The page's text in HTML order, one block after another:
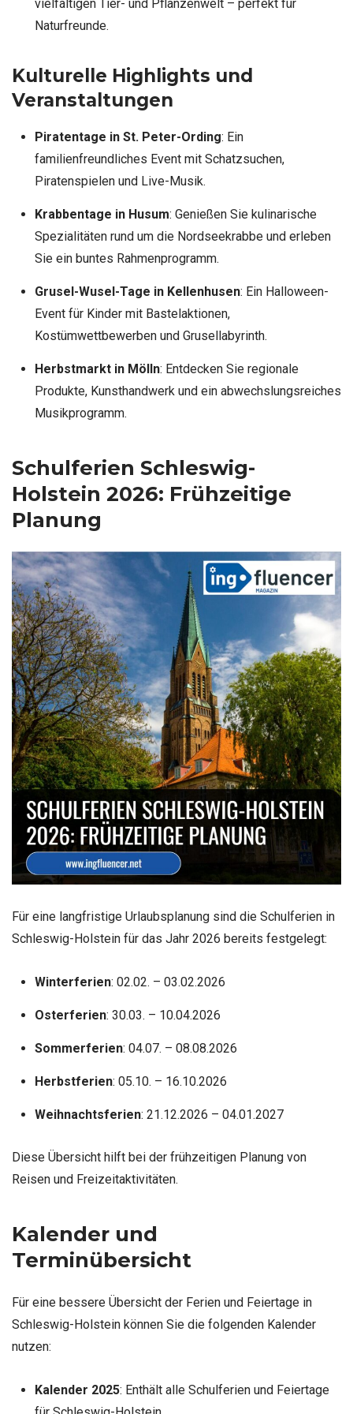
vielfältigen Tier- und Pflanzenwelt – perfekt für
Naturfreunde.
Kulturelle Highlights und
Veranstaltungen
Piratentage in St. Peter-Ording: Ein
familienfreundliches Event mit Schatzsuchen,
Piratenspielen und Live-Musik.
Krabbentage in Husum: Genießen Sie kulinarische
Spezialitäten rund um die Nordseekrabbe und erleben
Sie ein buntes Rahmenprogramm.
Grusel-Wusel-Tage in Kellenhusen: Ein Halloween-
Event für Kinder mit Bastelaktionen,
Kostümwettbewerben und Grusellabyrinth.
Herbstmarkt in Mölln: Entdecken Sie regionale
Produkte, Kunsthandwerk und ein abwechslungsreiches
Musikprogramm.
Schulferien Schleswig-
Holstein 2026: Frühzeitige
Planung
Für eine langfristige Urlaubsplanung sind die Schulferien in
Schleswig-Holstein für das Jahr 2026 bereits festgelegt:
Winterferien: 02.02. – 03.02.2026
Osterferien: 30.03. – 10.04.2026
Sommerferien: 04.07. – 08.08.2026
Herbstferien: 05.10. – 16.10.2026
Weihnachtsferien: 21.12.2026 – 04.01.2027
Diese Übersicht hilft bei der frühzeitigen Planung von
Reisen und Freizeitaktivitäten.
Kalender und
Terminübersicht
Für eine bessere Übersicht der Ferien und Feiertage in
Schleswig-Holstein können Sie die folgenden Kalender
nutzen:
Kalender 2025: Enthält alle Schulferien und Feiertage